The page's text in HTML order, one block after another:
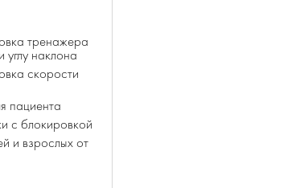
тренажера
углу наклона
скорости
пациента
с блокировкой
и взрослых от